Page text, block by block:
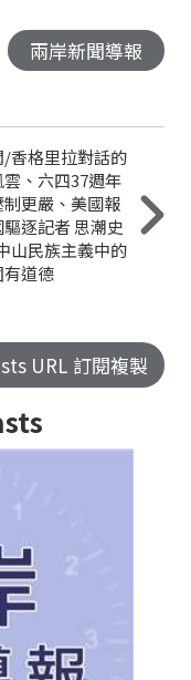
兩岸新聞導報
/香格里拉對話的
雲、六四37週年
制更嚴、美國報
逐記者 思潮史
山民族主義中的
道德
URL 訂閱複製